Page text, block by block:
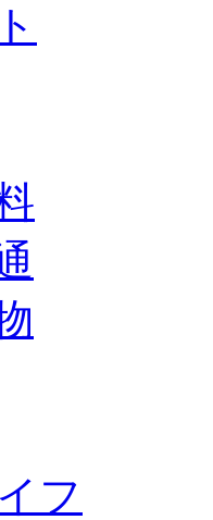
フ